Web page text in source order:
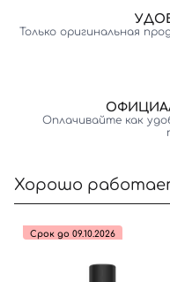
Только оригинальная
Оплачивайте как
Хорошо
Срок до 09.10.2026